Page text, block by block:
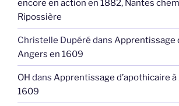
encore en action en 1882, Nantes
Ripossière
Christelle Dupéré dans Apprentissage
Angers en 1609
OH dans Apprentissage d’apothicaire
1609